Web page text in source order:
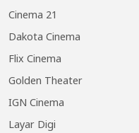
Cinema 21
Dakota Cinema
Flix Cinema
Golden Theater
IGN Cinema
Layar Digi